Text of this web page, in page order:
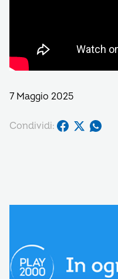
7 Maggio 2025
Condividi: